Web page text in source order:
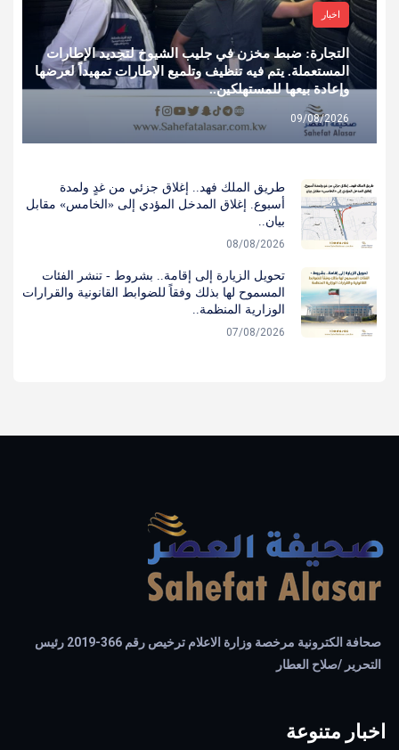
اخبار
التجارة: ضبط مخزن في جليب الشيوخ لتجديد الإطارات
المستعملة. يتم فيه تنظيف وتلميع الإطارات تمهيداً لعرضها
وإعادة بيعها للمستهلكين..
09/08/2026
طريق الملك فهد.. إغلاق جزئي من غدٍ ولمدة
أسبوع. إغلاق المدخل المؤدي إلى «الخامس» مقابل
بيان..
08/08/2026
تحويل الزيارة إلى إقامة.. بشروط - تنشر الفئات
المسموح لها بذلك وفقاً للضوابط القانونية والقرارات
الوزارية المنظمة..
07/08/2026
صحافة الكترونية مرخصة وزارة الاعلام ترخيص رقم 366-2019 رئيس
التحرير /صلاح العطار
اخبار متنوعة